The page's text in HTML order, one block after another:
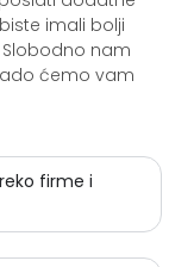
imali bolji
Slobodno nam
ćemo vam
firme i